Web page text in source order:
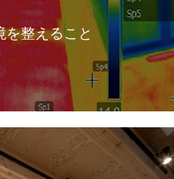
を整えること